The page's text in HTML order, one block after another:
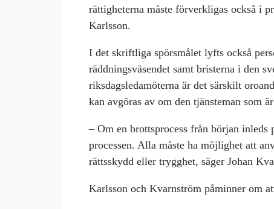
rättigheterna måste förverkligas också i
Karlsson.
I det skriftliga spörsmålet lyfts också
räddningsväsendet samt bristerna i den
riksdagsledamöterna är det särskilt
kan avgöras av om den tjänsteman som
– Om en brottsprocess från början inleds
processen. Alla måste ha möjlighet att
rättsskydd eller trygghet, säger Johan
Karlsson och Kvarnström påminner om